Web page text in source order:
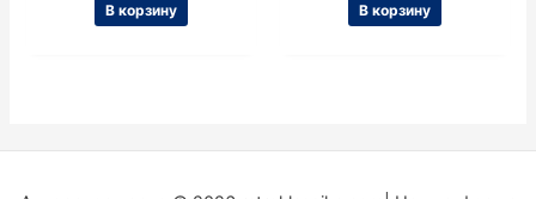
В корзину В корзину